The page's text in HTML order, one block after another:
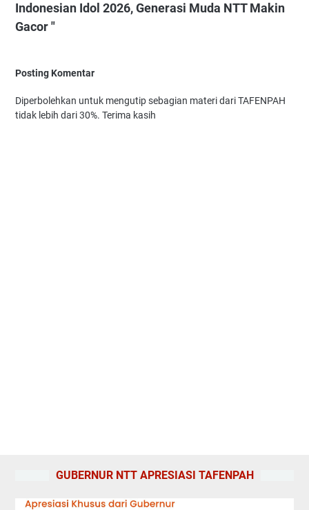
Indonesian Idol 2026, Generasi Muda NTT Makin
Gacor "
Posting Komentar
Diperbolehkan untuk mengutip sebagian materi dari TAFENPAH
tidak lebih dari 30%. Terima kasih
GUBERNUR NTT APRESIASI TAFENPAH